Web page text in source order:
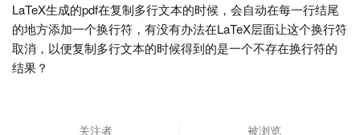
LaTeX生成的pdf在复制多行文本的时候，会自动在每一行结尾
的地方添加一个换行符，有没有办法在LaTeX层面让这个换行符
取消，以便复制多行文本的时候得到的是一个不存在换行符的
结果？
关注者 被浏览